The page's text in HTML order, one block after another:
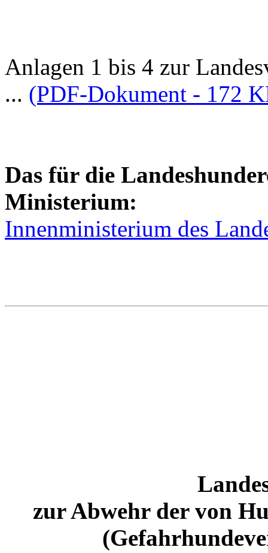
Anlagen 1 bis 4 zur
... (PDF-Dokument - 172
Das für die
Ministerium:
Innenministerium des
zur Abwehr der von